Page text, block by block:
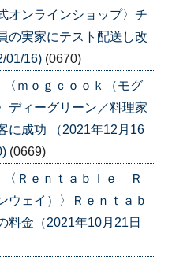
オンラインショップ〉チ
の実家にテスト配送し改
01/16) (0670)
〈ｍｏｇｃｏｏｋ（モグ
ディーグリーン／料理家
に成功 （2021年12月16
(0669)
〈Ｒｅｎｔａｂｌｅ Ｒ
ウェイ）〉Ｒｅｎｔａｂ
料金（2021年10月21日